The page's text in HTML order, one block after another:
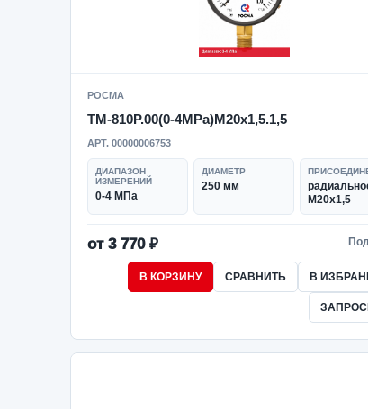
РОСМА
ТМ-810Р.00(0-4MPa)M20x1,5.1,5
АРТ. 00000006753
ДИАПАЗОН
ИЗМЕРЕНИЙ
0-4 МПа
ДИАМЕТР
250 мм
M20x1,5
от 3 770 ₽
В КОРЗИНУ СРАВНИТЬ В